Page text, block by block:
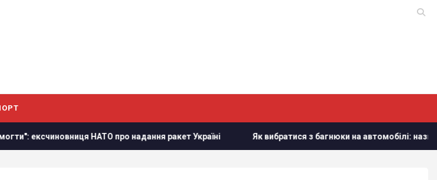
ексчиновниця НАТО про надання ракет Україні Як вибратися з багнюки на автомобілі: